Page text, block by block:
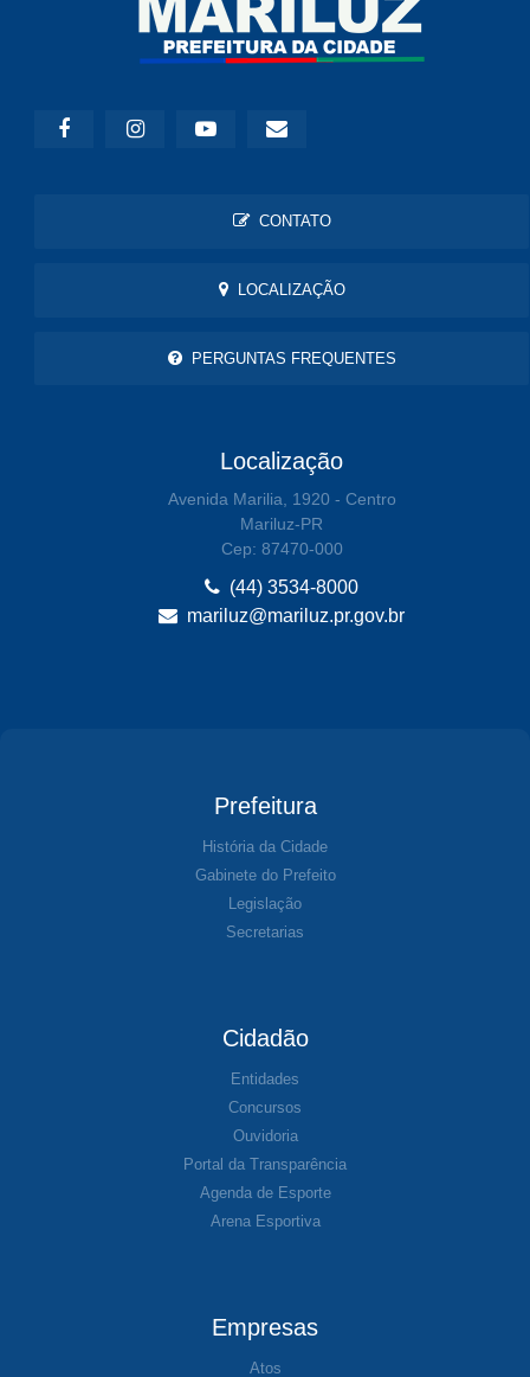
CONTATO
LOCALIZAÇÃO
PERGUNTAS FREQUENTES
Localização
Avenida Marilia, 1920 - Centro
Mariluz-PR
Cep: 87470-000
(44) 3534-8000
mariluz@mariluz.pr.gov.br
Prefeitura
História da Cidade
Gabinete do Prefeito
Legislação
Secretarias
Cidadão
Entidades
Concursos
Ouvidoria
Portal da Transparência
Agenda de Esporte
Arena Esportiva
Empresas
Atos